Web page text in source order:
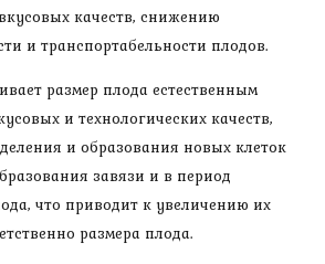
качеств, снижению
и транспортабельности плодов.
размер плода естественным
и технологических качеств,
и образования новых клеток
завязи и в период
что приводит к увеличению их
размера плода.